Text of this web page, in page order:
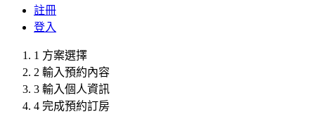
註冊
登入
1 方案選擇
2 輸入預約內容
3 輸入個人資訊
4 完成預約訂房